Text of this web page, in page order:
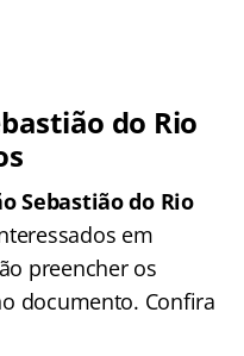
do Rio
Sebastião do Rio
em
preencher os
documento. Confira